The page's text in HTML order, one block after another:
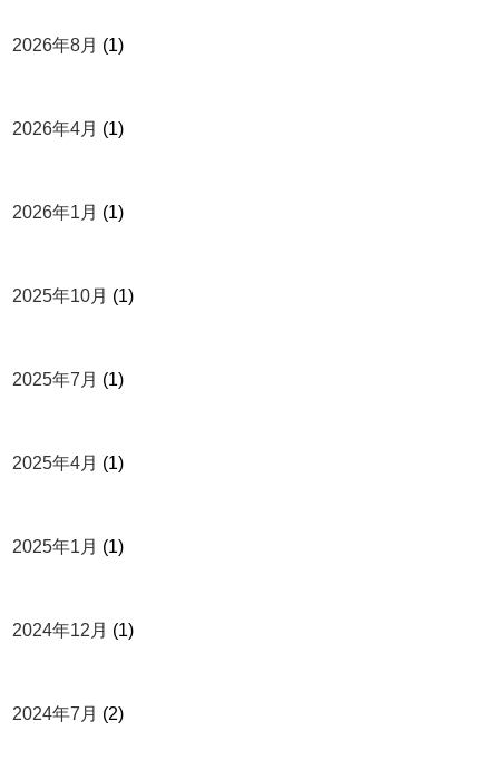
2026年8月 (1)
2026年4月 (1)
2026年1月 (1)
2025年10月 (1)
2025年7月 (1)
2025年4月 (1)
2025年1月 (1)
2024年12月 (1)
2024年7月 (2)